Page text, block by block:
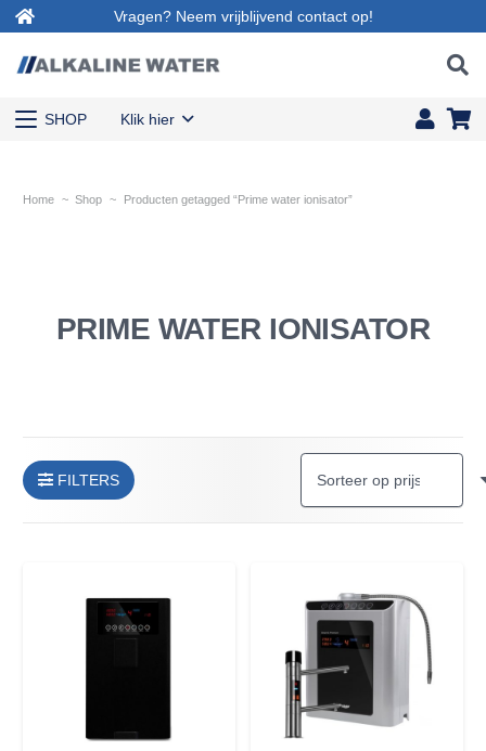
Vragen? Neem vrijblijvend contact op!
SHOP Klik hier
Home ~ Shop ~ Producten getagged “Prime water ionisator”
PRIME WATER IONISATOR
FILTERS